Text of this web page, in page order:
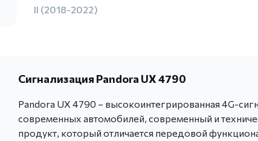
II (2018-2022)
Сигнализация Pandora UX 4790
Pandora UX 4790 – высокоинтегрированная 4G-
современных автомобилей, современный и
продукт, который отличается передовой